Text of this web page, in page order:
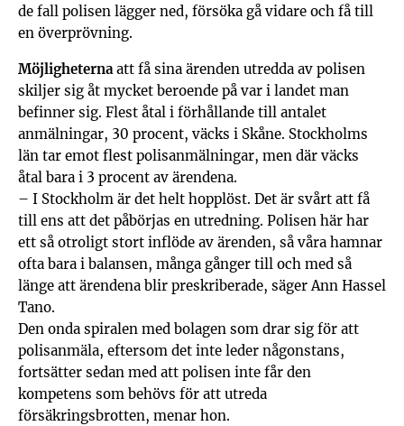
de fall polisen lägger ned, försöka gå vidare och få till
en överprövning.
Möjligheternaatt få sina ärenden utredda av polisen
skiljer sig åt mycket beroende på var i landet man
befinner sig. Flest åtal i förhållande till antalet
anmälningar, 30 procent, väcks i Skåne. Stockholms
län tar emot flest polisanmälningar, men där väcks
åtal bara i 3 procent av ärendena.
– I Stockholm är det helt hopplöst. Det är svårt att få
till ens att det påbörjas en utredning. Polisen här har
ett så otroligt stort inflöde av ärenden, så våra hamnar
ofta bara i balansen, många gånger till och med så
länge att ärendena blir preskriberade, säger Ann Hassel
Tano.
Den onda spiralen med bolagen som drar sig för att
polisanmäla, eftersom det inte leder någonstans,
fortsätter sedan med att polisen inte får den
kompetens som behövs för att utreda
försäkringsbrotten, menar hon.